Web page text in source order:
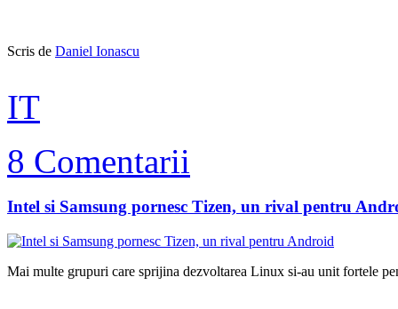
Scris de Daniel Ionascu
IT
8 Comentarii
Intel si Samsung pornesc Tizen, un rival pentru
Mai multe grupuri care sprijina dezvoltarea Linux si-au unit fortele